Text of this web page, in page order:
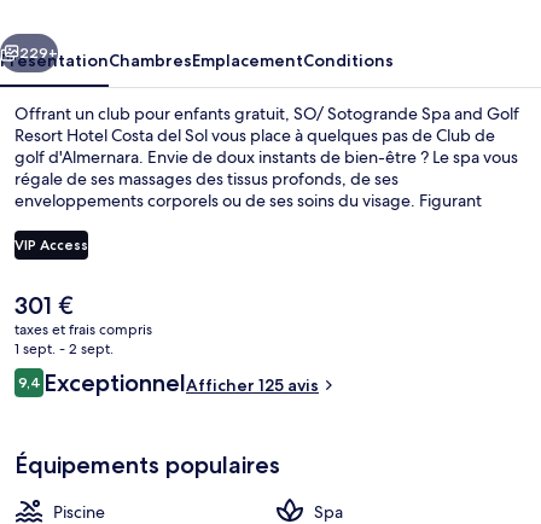
Golf
Resort
Hotel
Costa
del
Sol
Suivant
229+
PrésentationChambresEmplacementConditions
Offrant un club pour enfants gratuit, SO/ Sotogrande Spa and Golf
Resort Hotel Costa del Sol vous place à quelques pas de Club de
golf d'Almernara. Envie de doux instants de bien-être ? Le spa vous
régale de ses massages des tissus profonds, de ses
enveloppements corporels ou de ses soins du visage. Figurant
ouvre ses portes pour le dîner et vous propose des spécialités
Cuisine locale. Cet hôtel de luxe abrite en outre 2 bars en bord de
VIP Access
Le
prix
actuel
est
de
301 €
taxes et frais compris
1 sept. - 2 sept.
Avis
voyageurs
9,49,4 sur 10
ExceptionnelAfficher 125 avis
Équipements populaires
Piscine
Spa